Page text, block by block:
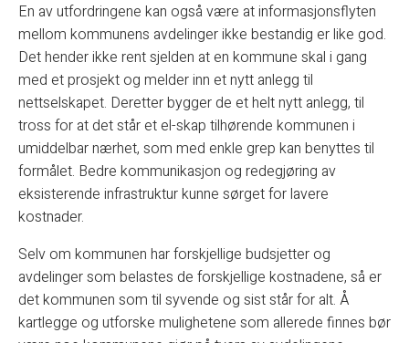
En av utfordringene kan også være at informasjonsflyten
mellom kommunens avdelinger ikke bestandig er like god.
Det hender ikke rent sjelden at en kommune skal i gang
med et prosjekt og melder inn et nytt anlegg til
nettselskapet. Deretter bygger de et helt nytt anlegg, til
tross for at det står et el-skap tilhørende kommunen i
umiddelbar nærhet, som med enkle grep kan benyttes til
formålet. Bedre kommunikasjon og redegjøring av
eksisterende infrastruktur kunne sørget for lavere
kostnader.
Selv om kommunen har forskjellige budsjetter og
avdelinger som belastes de forskjellige kostnadene, så er
det kommunen som til syvende og sist står for alt. Å
kartlegge og utforske mulighetene som allerede finnes bør